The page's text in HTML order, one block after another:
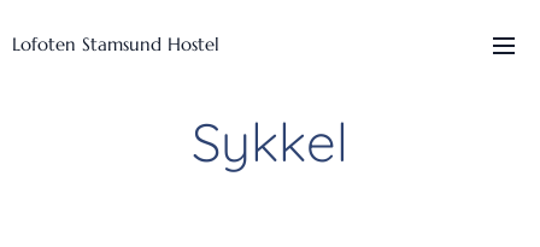
Lofoten Stamsund Hostel
Sykkel